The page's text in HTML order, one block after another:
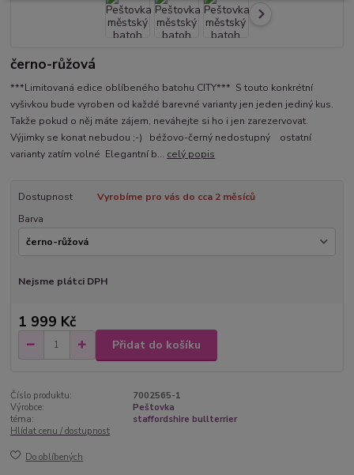
černo-růžová
***Limitovaná edice oblíbeného batohu CITY*** S touto konkrétní
vyšivkou bude vyroben od každé barevné varianty jen jeden jediný kus.
Takže pokud o něj máte zájem, neváhejte si ho i jen zarezervovat.
Výjimky se konat nebudou ;-) béžovo-černý nedostupný ostatní
varianty zatím volné Elegantní b... celý popis
Dostupnost
Vyrobíme pro vás do cca 2 měsíců
Barva
Nejsme plátci DPH
1 999 Kč
Přidat do košíku
Číslo produktu:
7002565-1
Výrobce:
Peštovka
téma:
staffordshire bullterrier
Hlídat cenu / dostupnost
Do oblíbených